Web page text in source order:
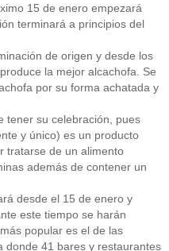
15 de enero empezará
terminará a principios del
de origen y desde los
la mejor alcachofa. Se
por su forma achatada y
tener su celebración, pues
y único) es un producto
tratarse de un alimento
además de contener un
desde el 15 de enero y
este tiempo se harán
popular es el de las
donde 41 bares y restaurantes